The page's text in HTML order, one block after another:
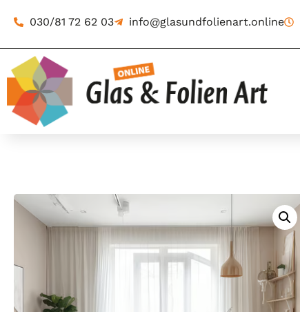
030/81 72 62 03 info@glasundfolienart.online